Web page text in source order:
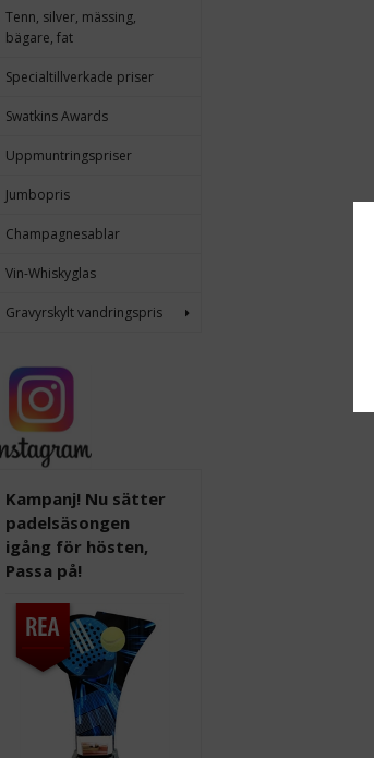
Tenn, silver, mässing,
bägare, fat
Specialtillverkade priser
Swatkins Awards
Uppmuntringspriser
Jumbopris
Champagnesablar
Vin-Whiskyglas
Gravyrskylt vandringspris
Kampanj! Nu sätter
padelsäsongen
igång för hösten,
Passa på!